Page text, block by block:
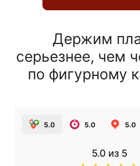
Держим
серьезнее, чем
по фигурному
5.0 5.0 5.0
5.0 из 5